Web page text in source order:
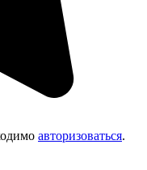
авторизоваться.